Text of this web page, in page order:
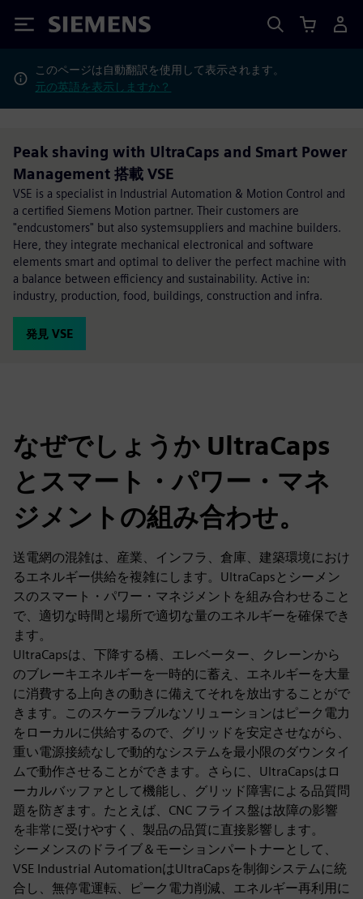
Siemens
このページは自動翻訳を使用して表示されます。
元の英語を表示しますか？
Peak shaving with UltraCaps and Smart Power
Management 搭載 VSE
VSE is a specialist in Industrial Automation & Motion Control and
a certified Siemens Motion partner. Their customers are
"endcustomers" but also systemsuppliers and machine builders.
Here, they integrate mechanical electronical and software
elements smart and optimal to deliver the perfect machine with
a balance between efficiency and sustainability. Active in:
industry, production, food, buildings, construction and infra.
発見 VSE
なぜでしょうか UltraCaps
とスマート・パワー・マネ
ジメントの組み合わせ。
送電網の混雑は、産業、インフラ、倉庫、建築環境におけ
るエネルギー供給を複雑にします。UltraCapsとシーメン
スのスマート・パワー・マネジメントを組み合わせること
で、適切な時間と場所で適切な量のエネルギーを確保でき
ます。
UltraCapsは、下降する橋、エレベーター、クレーンから
のブレーキエネルギーを一時的に蓄え、エネルギーを大量
に消費する上向きの動きに備えてそれを放出することがで
きます。このスケーラブルなソリューションはピーク電力
をローカルに供給するので、グリッドを安定させながら、
重い電源接続なしで動的なシステムを最小限のダウンタイ
ムで動作させることができます。さらに、UltraCapsはロ
ーカルバッファとして機能し、グリッド障害による品質問
題を防ぎます。たとえば、CNC フライス盤は故障の影響
を非常に受けやすく、製品の品質に直接影響します。
シーメンスのドライブ＆モーションパートナーとして、
VSE Industrial AutomationはUltraCapsを制御システムに統
合し、無停電運転、ピーク電力削減、エネルギー再利用に